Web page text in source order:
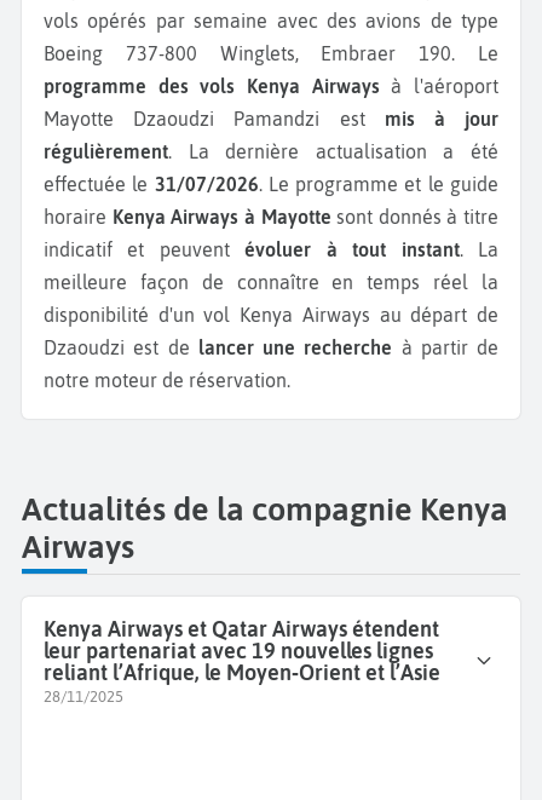
vols opérés par semaine avec des avions de type
Boeing 737-800 Winglets, Embraer 190. Le
programme des vols Kenya Airways à l'aéroport
Mayotte Dzaoudzi Pamandzi est mis à jour
régulièrement . La dernière actualisation a été
effectuée le 31/07/2026 . Le programme et le guide
horaire Kenya Airways à Mayotte sont donnés à titre
indicatif et peuventévoluer à tout instant. La
meilleure façon de connaître en temps réel la
disponibilité d'un vol Kenya Airways au départ de
Dzaoudzi est de
lancer une recherche à partir de
notre moteur de réservation.
Actualités de la compagnie Kenya
Airways
Kenya Airways et Qatar Airways étendent
leur partenariat avec 19 nouvelles lignes
reliant l’Afrique, le Moyen‑Orient et l’Asie
28/11/2025